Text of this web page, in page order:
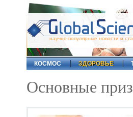
научно-популярные новости и
КОСМОС
ЗДОРОВЬЕ
Основные